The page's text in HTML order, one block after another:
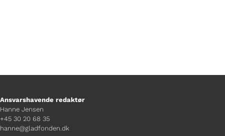
Ansvarshavende redaktør
Hanne Jensen
+45 30 20 68 35
hanne@gladfonden.dk